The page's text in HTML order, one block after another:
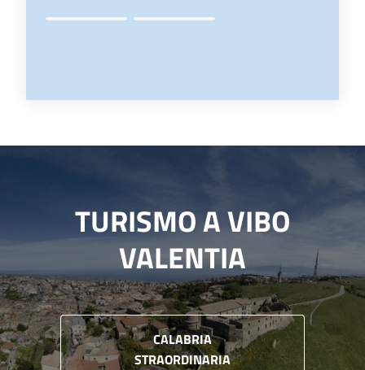
TURISMO A VIBO
VALENTIA
CALABRIA
STRAORDINARIA